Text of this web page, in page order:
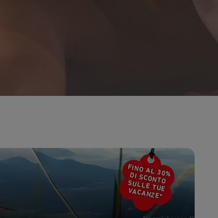
19 11 12 13 14 15 16
25 27 28
FINO AL 30%
DI SCONTO
SULLE TUE
VACANZE*